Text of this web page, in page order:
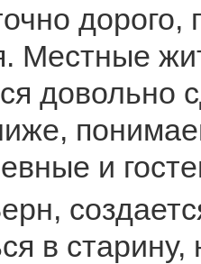
дорого,
Местные
и
в